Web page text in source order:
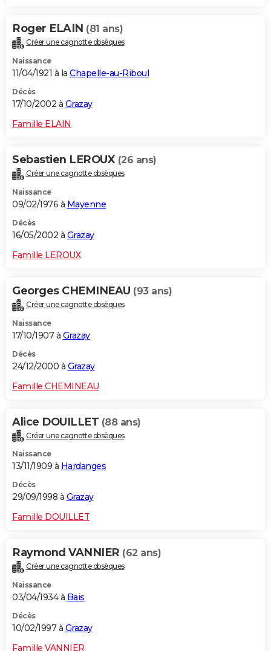
Roger ELAIN (81 ans)
Créer une cagnotte obsèques
Naissance
11/04/1921 à la Chapelle-au-Riboul
Décès
17/10/2002 à Grazay
Famille ELAIN
Sebastien LEROUX (26 ans)
Créer une cagnotte obsèques
Naissance
09/02/1976 à Mayenne
Décès
16/05/2002 à Grazay
Famille LEROUX
Georges CHEMINEAU (93 ans)
Créer une cagnotte obsèques
Naissance
17/10/1907 à Grazay
Décès
24/12/2000 à Grazay
Famille CHEMINEAU
Alice DOUILLET (88 ans)
Créer une cagnotte obsèques
Naissance
13/11/1909 à Hardanges
Décès
29/09/1998 à Grazay
Famille DOUILLET
Raymond VANNIER (62 ans)
Créer une cagnotte obsèques
Naissance
03/04/1934 à Bais
Décès
10/02/1997 à Grazay
Famille VANNIER